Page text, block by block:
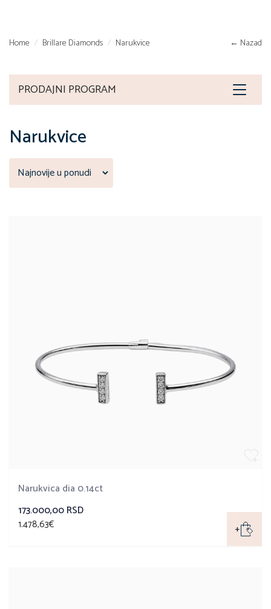
Home Brillare Diamonds Narukvice ← Nazad
Toggle
PRODAJNI PROGRAM
Narukvice
Narukvica dia 0.14ct
173.000,00 RSD
1.478,63€ +